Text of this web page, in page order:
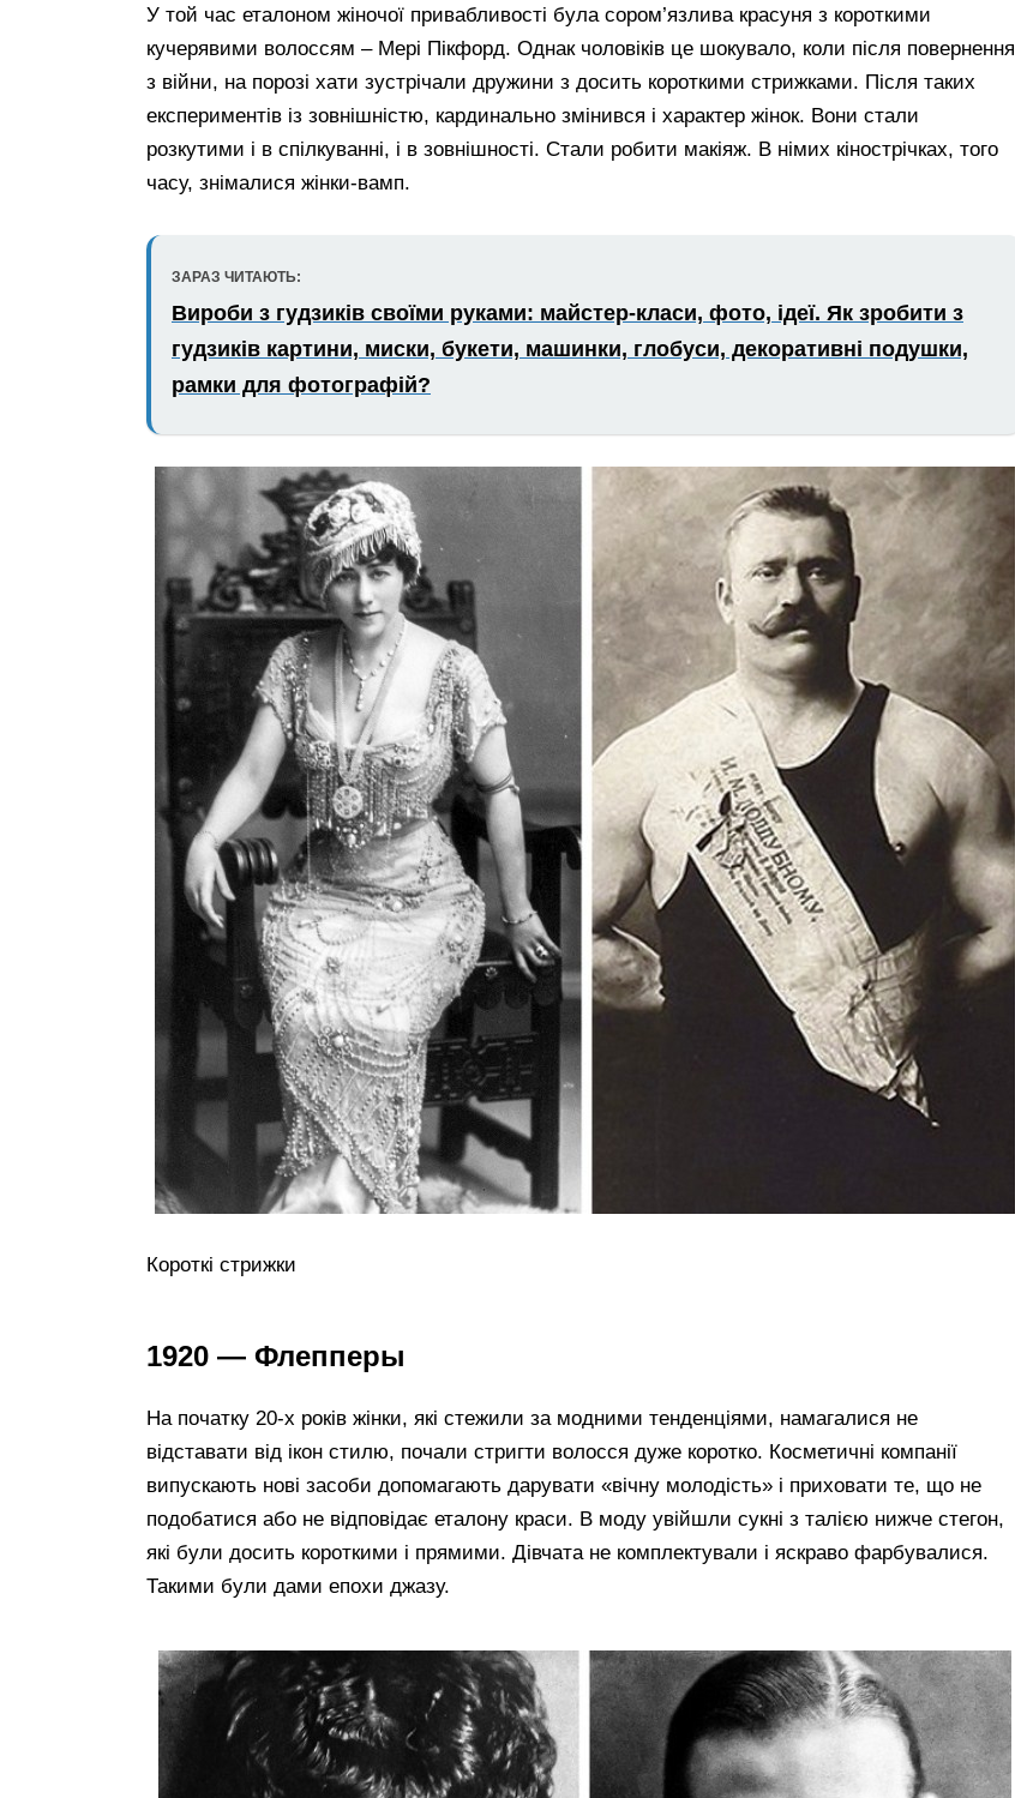
У той час еталоном жіночої привабливості була сором’язлива красуня з короткими
кучерявими волоссям – Мері Пікфорд. Однак чоловіків це шокувало, коли після повернення
з війни, на порозі хати зустрічали дружини з досить короткими стрижками. Після таких
експериментів із зовнішністю, кардинально змінився і характер жінок. Вони стали
розкутими і в спілкуванні, і в зовнішності. Стали робити макіяж. В німих кінострічках, того
часу, знімалися жінки-вамп.
ЗАРАЗ ЧИТАЮТЬ:
Вироби з гудзиків своїми руками: майстер-класи, фото, ідеї. Як зробити з
гудзиків картини, миски, букети, машинки, глобуси, декоративні подушки,
рамки для фотографій?
Короткі стрижки
1920 — Флепперы
На початку 20-х років жінки, які стежили за модними тенденціями, намагалися не
відставати від ікон стилю, почали стригти волосся дуже коротко. Косметичні компанії
випускають нові засоби допомагають дарувати «вічну молодість» і приховати те, що не
подобатися або не відповідає еталону краси. В моду увійшли сукні з талією нижче стегон,
які були досить короткими і прямими. Дівчата не комплектували і яскраво фарбувалися.
Такими були дами епохи джазу.